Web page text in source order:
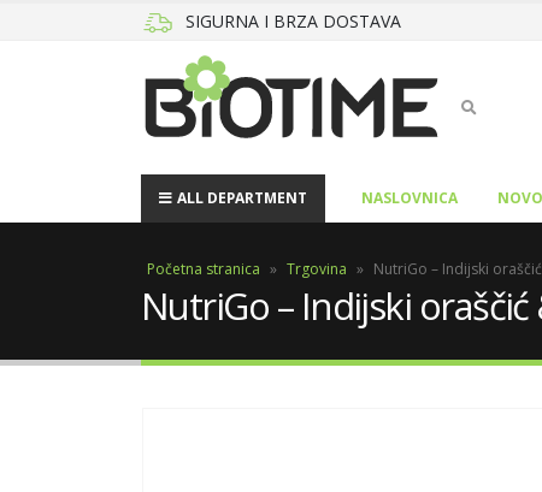
SIGURNA I BRZA DOSTAVA
ALL DEPARTMENT NASLOVNICA
Početna stranica » Trgovina » NutriGo – Indijski
NutriGo – Indijski